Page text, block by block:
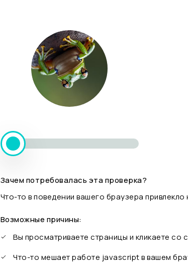
Зачем потребовалась эта проверка?
Что-то в поведении вашего браузера
Возможные причины:
Вы просматриваете страницы и кликаете
Что-то мешает работе javascript в вашем